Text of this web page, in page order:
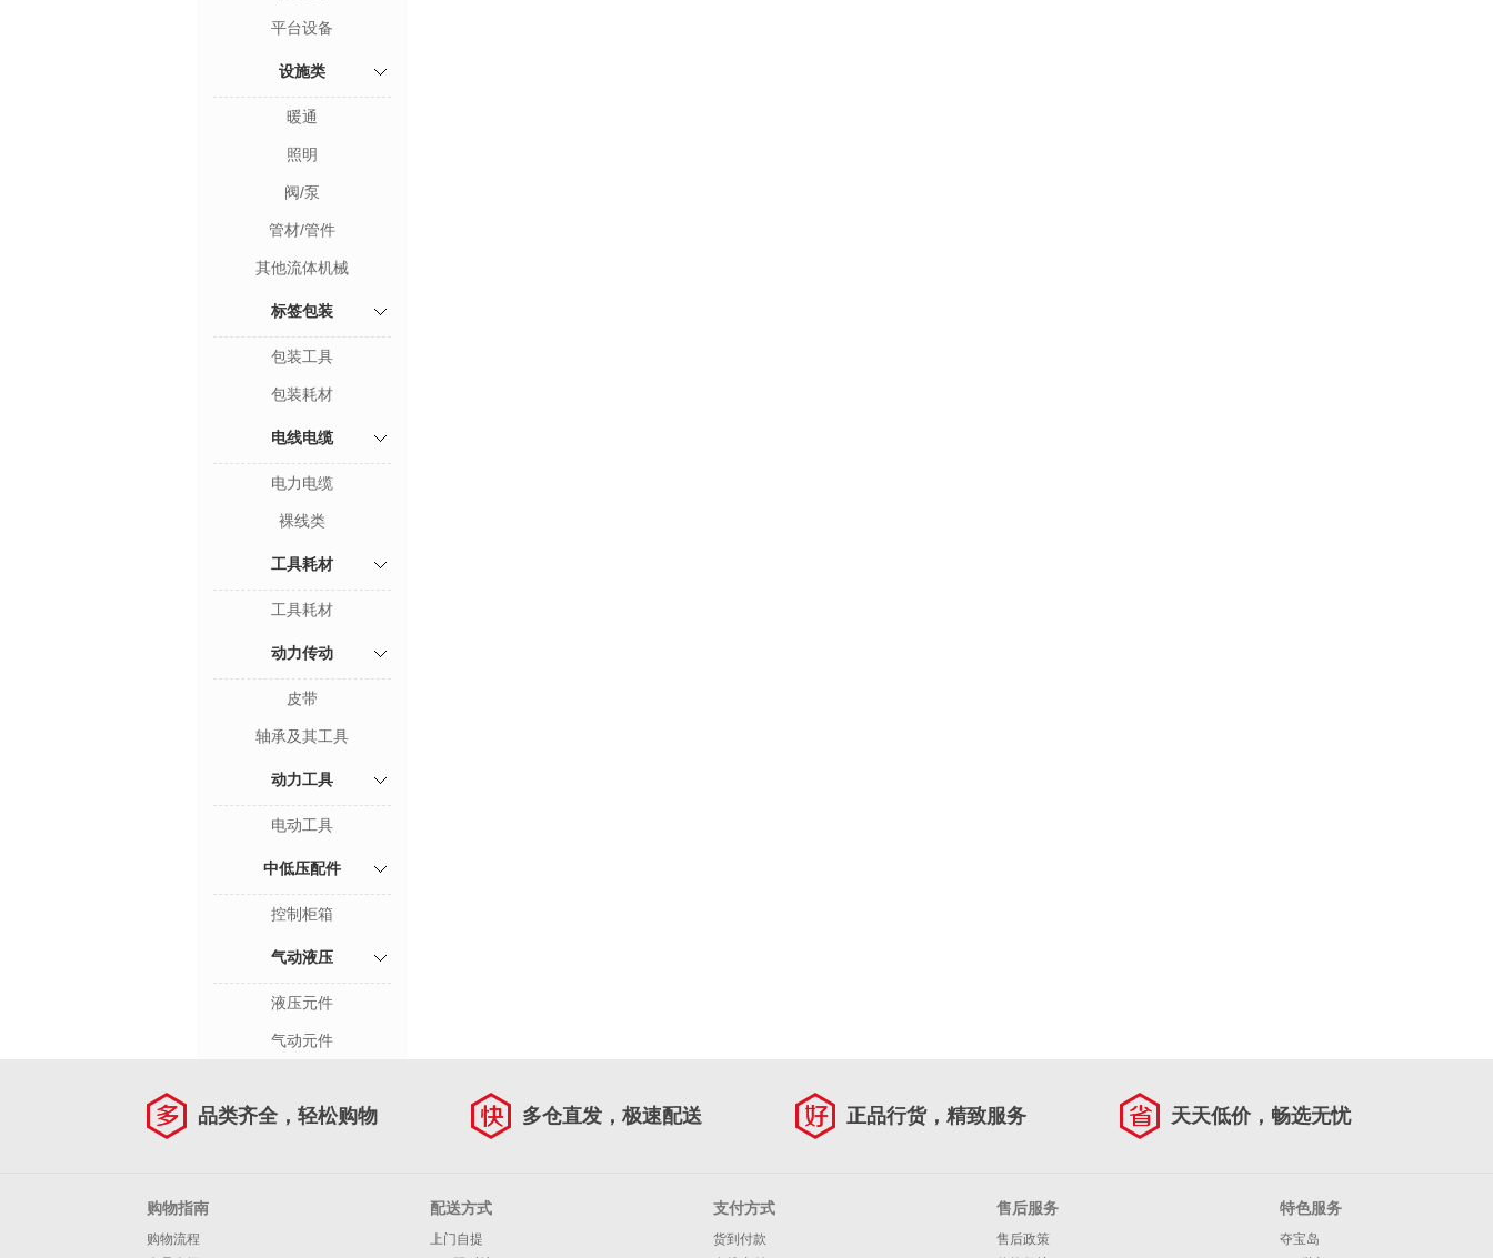
平台设备
设施类
暖通
照明
阀/泵
管材/管件
其他流体机械
标签包装
包装工具
包装耗材
电线电缆
电力电缆
裸线类
工具耗材
工具耗材
动力传动
皮带
轴承及其工具
动力工具
电动工具
中低压配件
控制柜箱
气动液压
液压元件
气动元件
品类齐全，轻松购物 多仓直发，极速配送 正品行货，精致服务 天天低价，畅选无忧
购物指南
购物流程
配送方式
上门自提
支付方式
货到付款
售后服务
售后政策
特色服务
夺宝岛